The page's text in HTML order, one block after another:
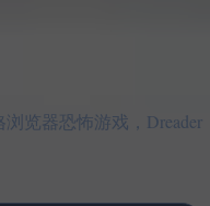
览器恐怖游戏，Dreader